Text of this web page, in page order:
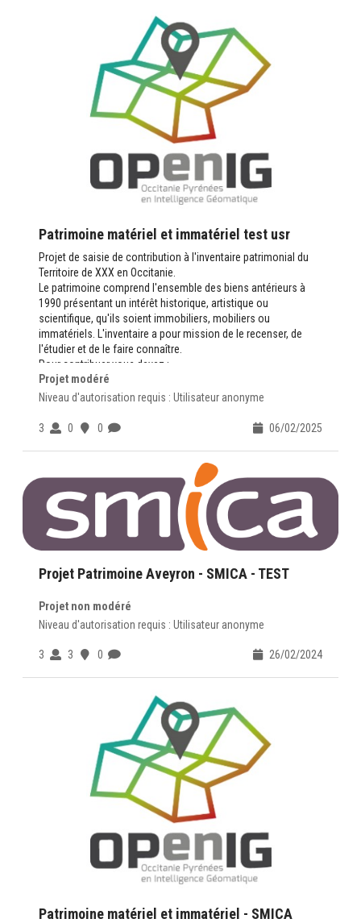
Patrimoine matériel et immatériel test usr
Projet de saisie de contribution à l'inventaire patrimonial du
Territoire de XXX en Occitanie.
Le patrimoine comprend l'ensemble des biens antérieurs à
1990 présentant un intérêt historique, artistique ou
scientifique, qu'ils soient immobiliers, mobiliers ou
immatériels. L'inventaire a pour mission de le recenser, de
l'étudier et de le faire connaître.
Pour contribuer vous devez :
avoir un compte sur
valider laCharte du Contributeur
Projet modéré
Niveau d'autorisation requis : Utilisateur anonyme
06/02/2025
3 0 0
Projet Patrimoine Aveyron - SMICA - TEST
Projet non modéré
Niveau d'autorisation requis : Utilisateur anonyme
26/02/2024
3 3 0
Patrimoine matériel et immatériel - SMICA